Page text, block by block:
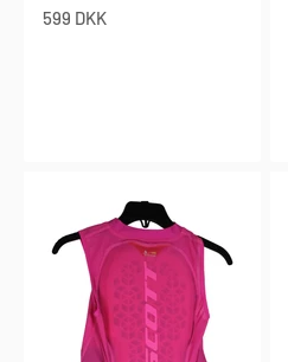
Salgspris
599 DKK